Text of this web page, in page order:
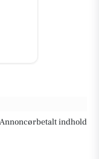
Annoncørbetalt indhold